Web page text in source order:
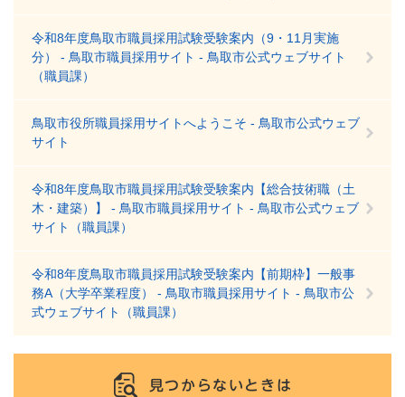
令和8年度鳥取市職員採用試験受験案内（9・11月実施
分） - 鳥取市職員採用サイト - 鳥取市公式ウェブサイト
（職員課）
鳥取市役所職員採用サイトへようこそ - 鳥取市公式ウェブ
サイト
令和8年度鳥取市職員採用試験受験案内【総合技術職（土
木・建築）】 - 鳥取市職員採用サイト - 鳥取市公式ウェブ
サイト（職員課）
令和8年度鳥取市職員採用試験受験案内【前期枠】一般事
務A（大学卒業程度） - 鳥取市職員採用サイト - 鳥取市公
式ウェブサイト（職員課）
見つからないときは